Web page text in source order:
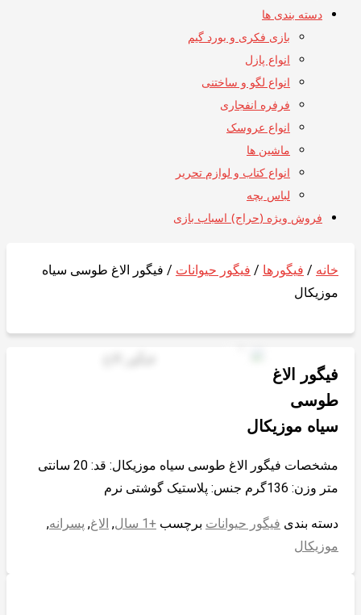
دسته بندی ها
بازی فکری و بورد گیم
انواع پازل
انواع لگو و ساختنی
فرفره انفجاری
انواع عروسک
ماشین ها
انواع کتاب و لوازم تحریر
لباس بچه
فروش ویژه (حراج) اسباب بازی
خانه / فیگورها / فیگور حیوانات / فیگور الاغ طوسی سیاه
موزیکال
فیگور الاغ
طوسی
سیاه موزیکال
مشخصات فیگور الاغ طوسی سیاه موزیکال: قد: 20 سانتی
متر وزن: 136گرم جنس: پلاستیک گوشتی نرم
دسته بندی فیگور حیوانات برچسب +1 سال , الاغ, پسرانه,
موزیکال